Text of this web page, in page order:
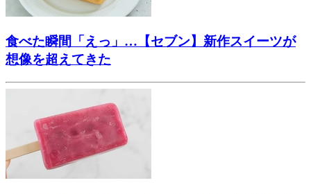
食べた瞬間「えっ」…【セブン】新作スイーツが
想像を超えてきた